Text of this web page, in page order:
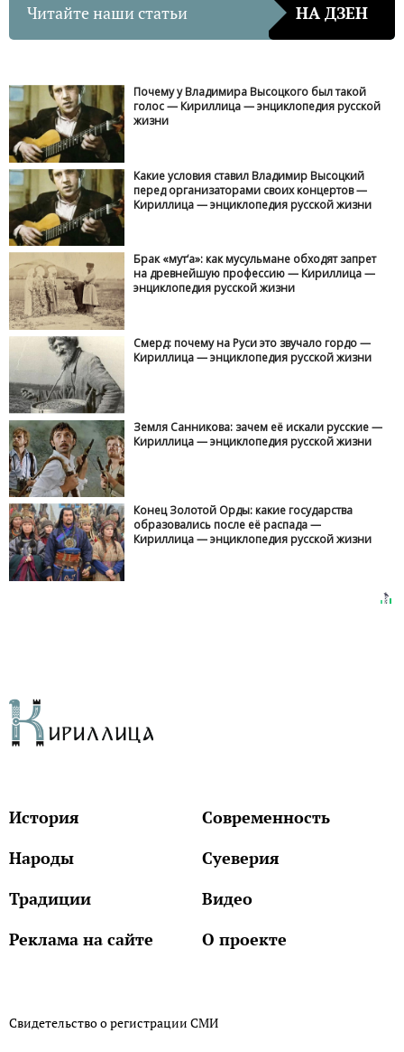
Читайте наши статьи НА ДЗЕН
Почему у Владимира Высоцкого был такой
голос — Кириллица — энциклопедия русской
жизни
Какие условия ставил Владимир Высоцкий
перед организаторами своих концертов —
Кириллица — энциклопедия русской жизни
Брак «мут‘а»: как мусульмане обходят запрет
на древнейшую профессию — Кириллица —
энциклопедия русской жизни
Смерд: почему на Руси это звучало гордо —
Кириллица — энциклопедия русской жизни
Земля Санникова: зачем её искали русские —
Кириллица — энциклопедия русской жизни
Конец Золотой Орды: какие государства
образовались после её распада —
Кириллица — энциклопедия русской жизни
История
Современность
Народы
Суеверия
Традиции
Видео
Реклама на сайте
О проекте
Свидетельство о регистрации СМИ